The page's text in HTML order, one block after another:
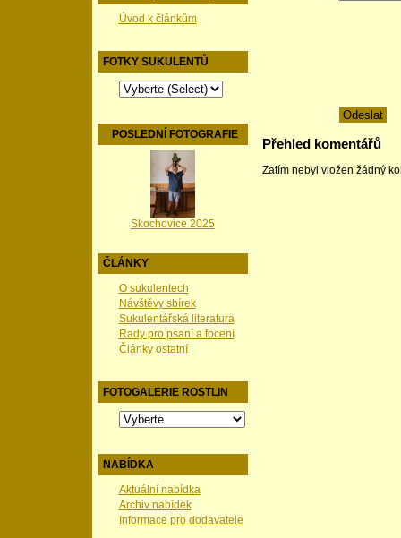
Úvod k článkům
FOTKY SUKULENTŮ
POSLEDNÍ FOTOGRAFIE
Skochovice 2025
ČLÁNKY
O sukulentech
Návštěvy sbírek
Sukulentářská literatura
Rady pro psaní a focení
Články ostatní
FOTOGALERIE ROSTLIN
NABÍDKA
Aktuální nabídka
Archiv nabídek
Informace pro dodavatele
Přehled komentářů
Zatím nebyl vložen žádný